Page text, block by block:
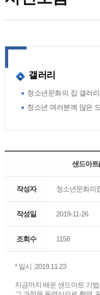
갤러리
청소년문화의 집 갤러
청소년 여러분께 많은
샌드아트
작성자 청소년문화의
작성일 2019-11-26
조회수 1158
* 일시 :2019.11.23
지금까지 배운 샌드아트 기